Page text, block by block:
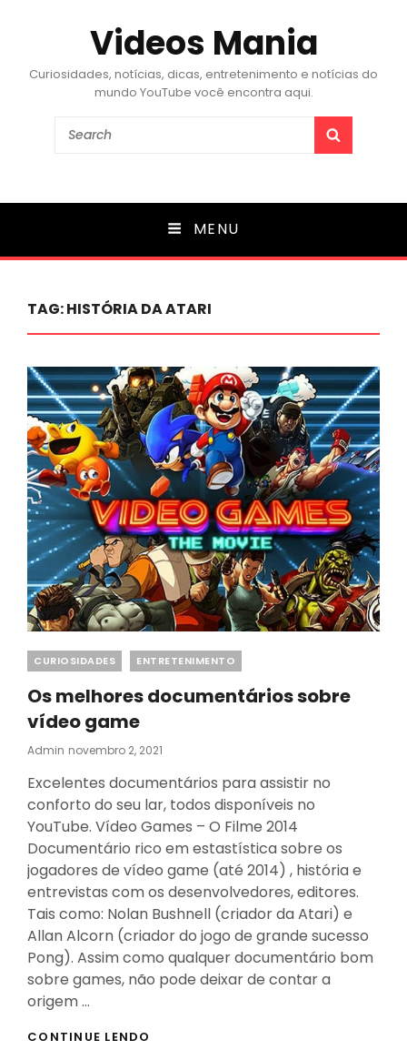
Videos Mania
Curiosidades, notícias, dicas, entretenimento e notícias do
mundo YouTube você encontra aqui.
Search
MENU
TAG:HISTÓRIA DA ATARI
Categories
CURIOSIDADES ENTRETENIMENTO
Os melhores documentários sobre
vídeo game
Admin Posted
Novembro 2, 2021
Excelentes documentários para assistir no
conforto do seu lar, todos disponíveis no
YouTube. Vídeo Games – O Filme 2014
Documentário rico em estastística sobre os
jogadores de vídeo game (até 2014) , história e
entrevistas com os desenvolvedores, editores.
Tais como: Nolan Bushnell (criador da Atari) e
Allan Alcorn (criador do jogo de grande sucesso
Pong). Assim como qualquer documentário bom
sobre games, não pode deixar de contar a
origem …
CONTINUE LENDO